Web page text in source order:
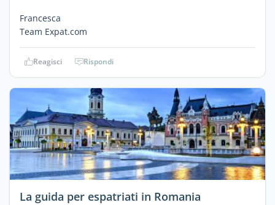
Francesca
Team Expat.com
Reagisci Rispondi
La guida per espatriati in Romania